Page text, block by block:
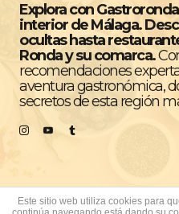
Explora con
interior de Málaga.
ocultas hasta
Ronda y su comarca.
recomendaciones
aventura gastronómica,
secretos de esta región
Este sitio web utiliza cookies para